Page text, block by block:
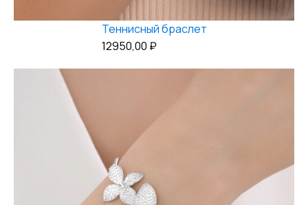
Теннисный браслет
12950,00 ₽